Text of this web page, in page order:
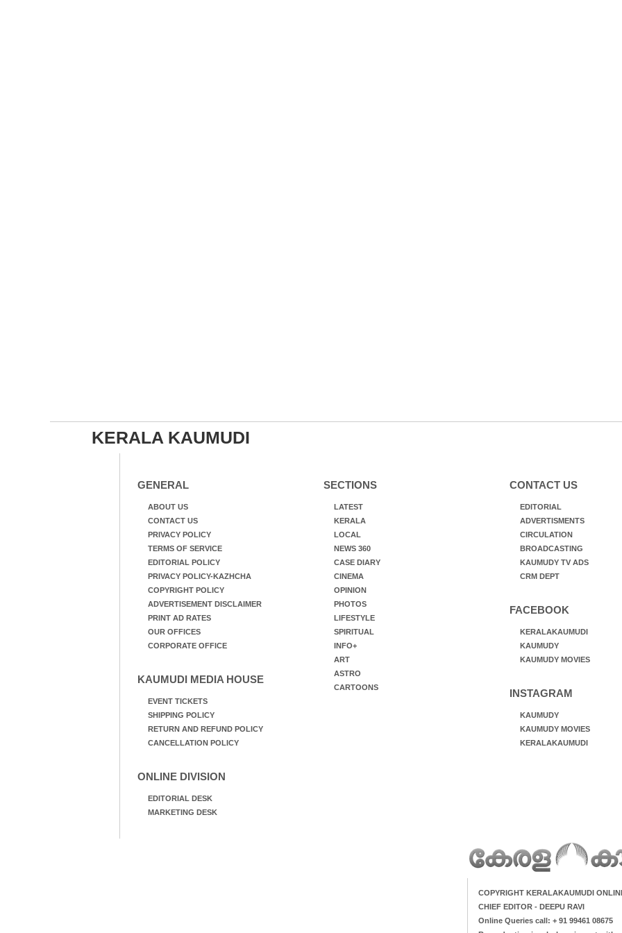
KERALA KAUMUDI
GENERAL
ABOUT US
CONTACT US
PRIVACY POLICY
TERMS OF SERVICE
EDITORIAL POLICY
PRIVACY POLICY-KAZHCHA
COPYRIGHT POLICY
ADVERTISEMENT DISCLAIMER
PRINT AD RATES
OUR OFFICES
CORPORATE OFFICE
KAUMUDI MEDIA HOUSE
EVENT TICKETS
SHIPPING POLICY
RETURN AND REFUND POLICY
CANCELLATION POLICY
ONLINE DIVISION
EDITORIAL DESK
MARKETING DESK
SECTIONS
LATEST
KERALA
LOCAL
NEWS 360
CASE DIARY
CINEMA
OPINION
PHOTOS
LIFESTYLE
SPIRITUAL
INFO+
ART
ASTRO
CARTOONS
CONTACT US
EDITORIAL
ADVERTISMENTS
CIRCULATION
BROADCASTING
KAUMUDY TV ADS
CRM DEPT
FACEBOOK
KERALAKAUMUDI
KAUMUDY
KAUMUDY MOVIES
INSTAGRAM
KAUMUDY
KAUMUDY MOVIES
KERALAKAUMUDI
COPYRIGHT KERALAKAUMUDI
CHIEF EDITOR - DEEPU RAVI
Online Queries call: + 91 99461 08675